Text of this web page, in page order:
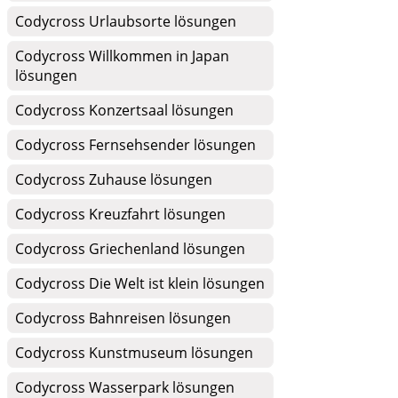
Codycross Urlaubsorte lösungen
Codycross Willkommen in Japan
lösungen
Codycross Konzertsaal lösungen
Codycross Fernsehsender lösungen
Codycross Zuhause lösungen
Codycross Kreuzfahrt lösungen
Codycross Griechenland lösungen
Codycross Die Welt ist klein lösungen
Codycross Bahnreisen lösungen
Codycross Kunstmuseum lösungen
Codycross Wasserpark lösungen